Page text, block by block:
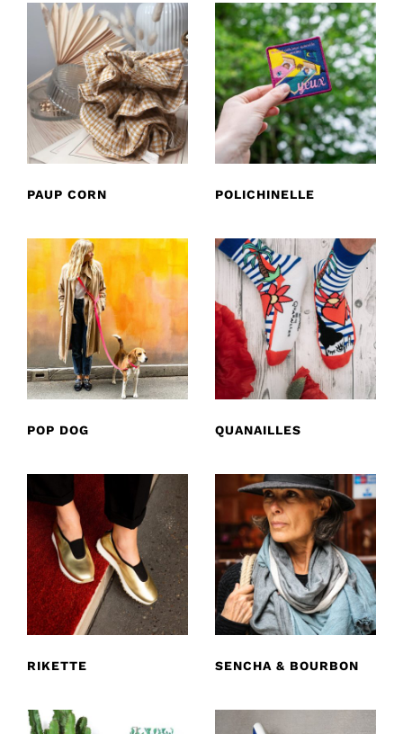
PAUP CORN POLICHINELLE
POP DOG QUANAILLES
RIKETTE SENCHA & BOURBON